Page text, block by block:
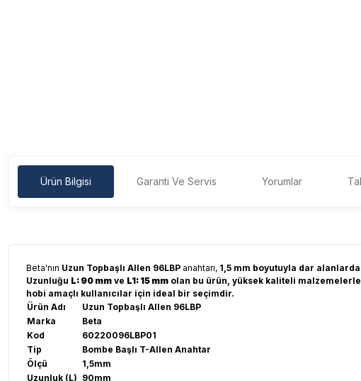
Ürün Bilgisi Garanti Ve Servis Yorumlar
Beta'nın Uzun Topbaşlı Allen 96LBP anahtarı, 1,5 mm boyutuyla dar
Uzunluğu L: 90 mm ve L1: 15 mm olan bu ürün, yüksek kaliteli
hobi amaçlı kullanıcılar için ideal bir seçimdir.
Ürün Adı
Uzun Topbaşlı Allen 96LBP
Marka
Beta
Kod
60220096LBP01
Tip
Bombe Başlı T-Allen Anahtar
Ölçü
1,5mm
Uzunluk (L) 90mm